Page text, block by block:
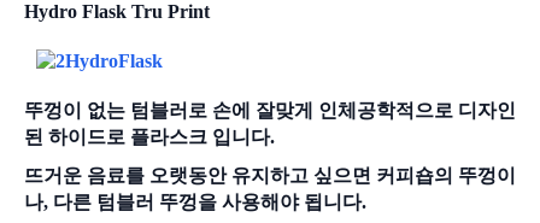
Hydro Flask Tru Print
뚜껑이 없는 텀블러로 손에 잘맞게 인체공학적으로 디자인
된 하이드로 플라스크 입니다.
뜨거운 음료를 오랫동안 유지하고 싶으면 커피숍의 뚜껑이
나, 다른 텀블러 뚜껑을 사용해야 됩니다.